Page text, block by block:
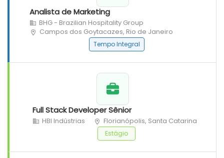
Analista de Marketing
BHG - Brazilian Hospitality Group
Campos dos Goytacazes, Rio de Janeiro
Tempo Integral
Full Stack Developer Sênior
HBI Indústrias Florianópolis, Santa Catarina
Estágio